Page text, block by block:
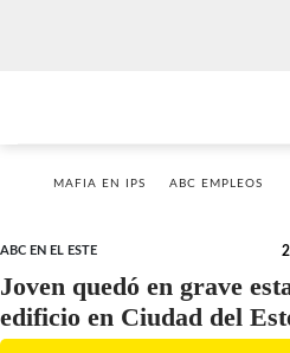
MAFIA EN IPS ABC EMPLEOS
ABC EN EL ESTE
Joven quedó en grave
edificio en Ciudad del